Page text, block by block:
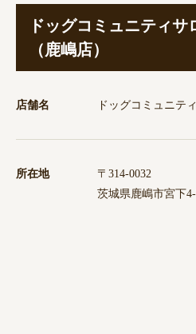
ドッグコミュニティサ
（鹿嶋店）
店舗名 ドッグコミュニテ
所在地
〒314-0032
茨城県鹿嶋市宮下